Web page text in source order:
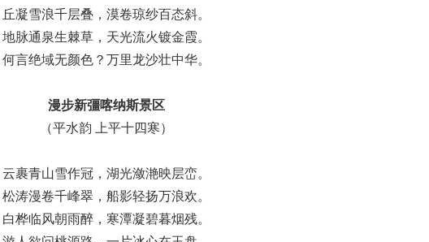
丘凝雪浪千层叠，漠卷琼纱百态斜。
地脉通泉生棘草，天光流火镀金霞。
何言绝域无颜色？万里龙沙壮中华。
漫步新彊喀纳斯景区
（平水韵 上平十四寒）
云裹青山雪作冠，湖光潋滟映层峦。
松涛漫卷千峰翠，船影轻扬万浪欢。
白桦临风朝雨醉，寒潭凝碧暮烟残。